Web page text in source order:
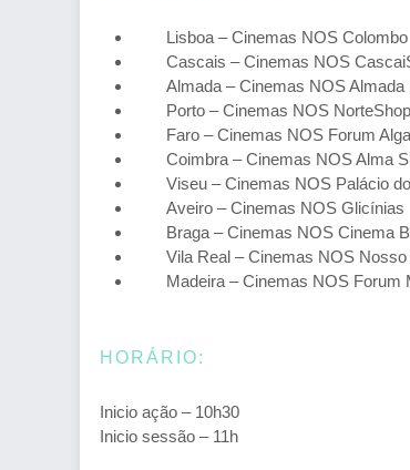
Lisboa – Cinemas NOS Colombo
Cascais – Cinemas NOS
Almada – Cinemas NOS Almada
Porto – Cinemas NOS
Faro – Cinemas NOS Forum
Coimbra – Cinemas NOS Alma
Viseu – Cinemas NOS Palácio
Aveiro – Cinemas NOS Glicínias
Braga – Cinemas NOS Cinema
Vila Real – Cinemas NOS Nosso
Madeira – Cinemas NOS Forum
HORÁRIO:
Inicio ação – 10h30
Inicio sessão – 11h